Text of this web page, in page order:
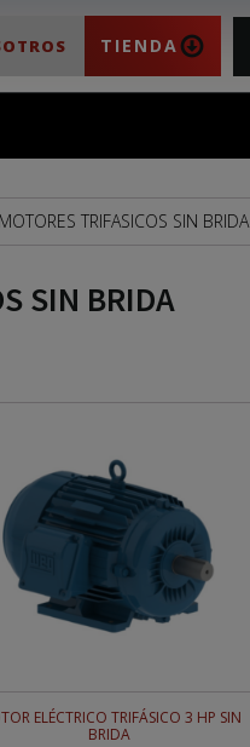
TIENDA
TRIFASICOS SIN BRIDA
SIN BRIDA
ELÉCTRICO TRIFÁSICO 3 HP SIN
BRIDA